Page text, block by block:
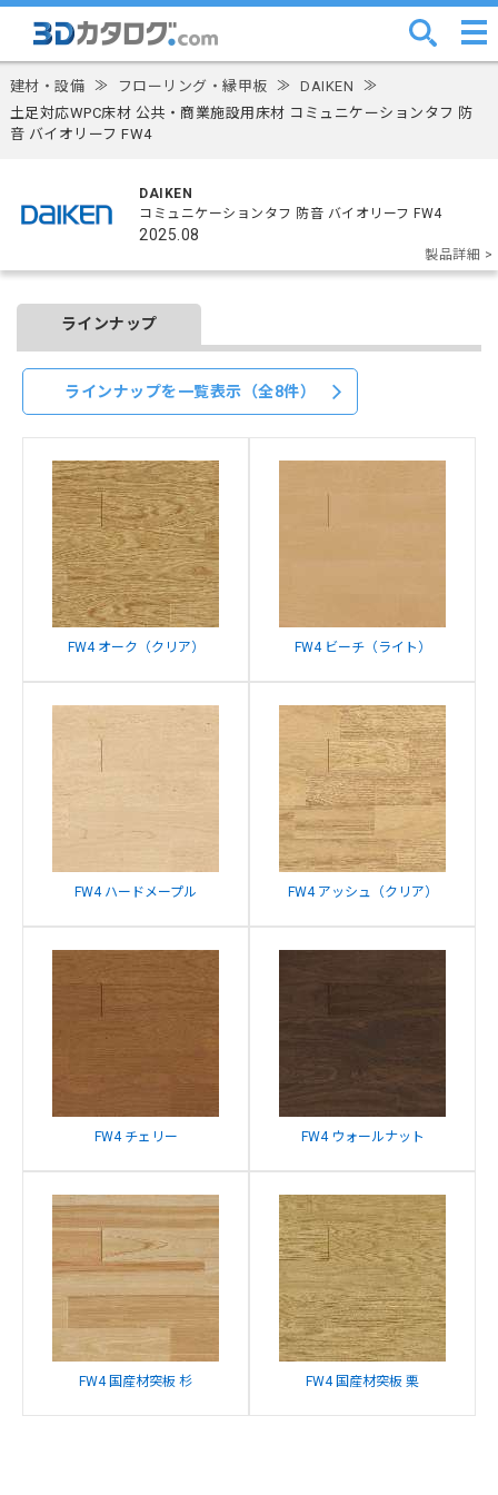
建材・設備 ≫ フローリング・縁甲板 ≫ DAIKEN ≫
土足対応WPC床材 公共・商業施設用床材 コミュニケーションタフ 防
音 バイオリーフ FW4
DAIKEN
コミュニケーションタフ 防音 バイオリーフ FW4
2025.08
製品詳細 >
ラインナップ
ラインナップを一覧表示（全8件）
FW4 オーク（クリア） FW4 ビーチ（ライト）
FW4 ハードメープル FW4 アッシュ（クリア）
FW4 チェリー FW4 ウォールナット
FW4 国産材突板 杉 FW4 国産材突板 栗